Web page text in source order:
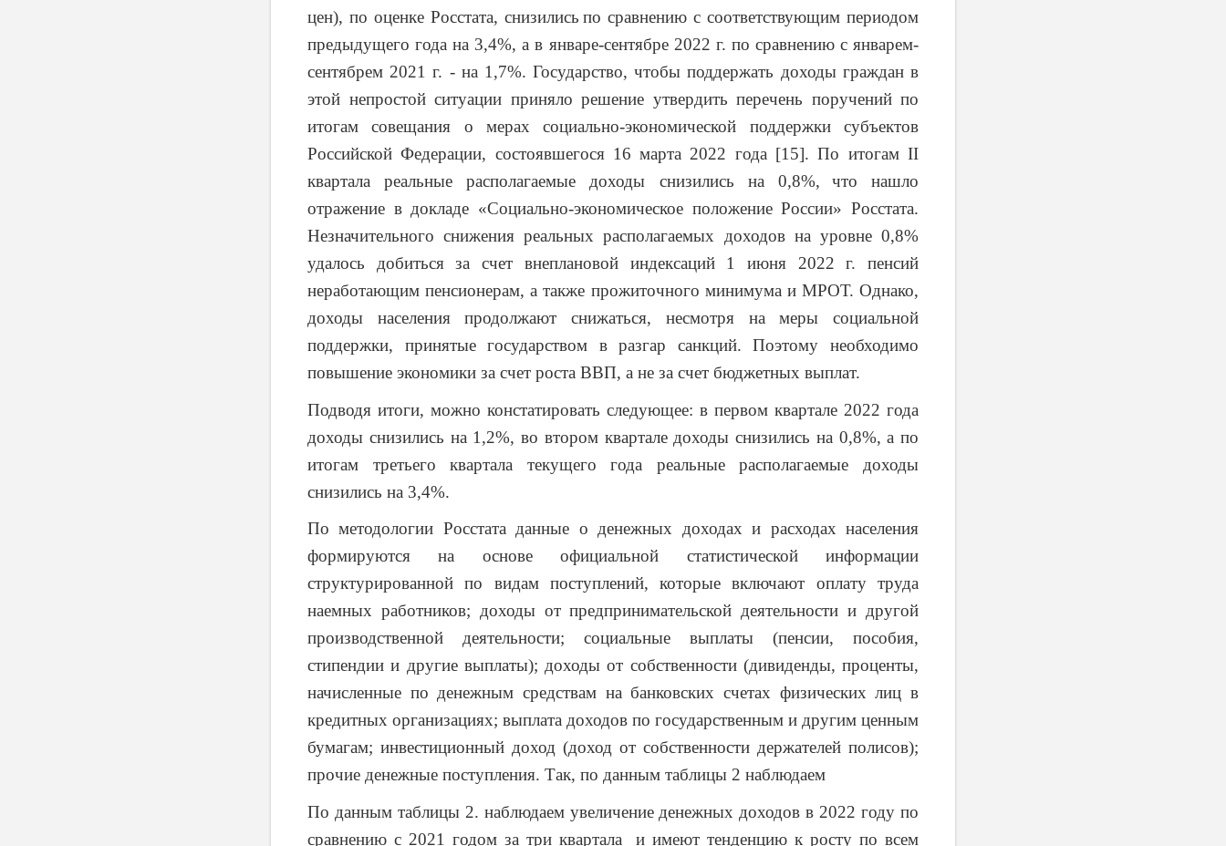
цен), по оценке Росстата, снизились по сравнению с соответствующим периодом
предыдущего года на 3,4%, а в январе-сентябре 2022 г. по сравнению с январем-
сентябрем 2021 г. - на 1,7%. Государство, чтобы поддержать доходы граждан в
этой непростой ситуации приняло решение утвердить перечень поручений по
итогам совещания о мерах социально-экономической поддержки субъектов
Российской Федерации, состоявшегося 16 марта 2022 года [15]. По итогам II
квартала реальные располагаемые доходы снизились на 0,8%,
что нашло
отражение в докладе «Социально-экономическое положение России» Росстата.
Незначительного снижения реальных располагаемых доходов на уровне 0,8%
удалось добиться за счет внеплановой индексаций 1 июня 2022 г. пенсий
неработающим пенсионерам, а также прожиточного минимума и МРОТ. Однако,
доходы населения продолжают снижаться, несмотря на меры социальной
поддержки, принятые государством в разгар санкций. Поэтому необходимо
повышение экономики за счет роста ВВП, а не за счет бюджетных выплат.
Подводя итоги, можно констатировать следующее: в первом квартале 2022 года
доходы снизились на 1,2%, во втором квартале доходы снизились на 0,8%, а по
итогам третьего квартала текущего года реальные располагаемые доходы
снизились на 3,4%.
По методологии Росстата данные о денежных доходах и расходах населения
формируются на основе официальной статистической информации
структурированной по видам поступлений, которые включают оплату труда
наемных работников; доходы от предпринимательской деятельности и другой
производственной деятельности; социальные выплаты (пенсии, пособия,
стипендии и другие выплаты); доходы от собственности (дивиденды, проценты,
начисленные по денежным средствам на банковских счетах физических лиц в
кредитных организациях; выплата доходов по государственным и другим ценным
бумагам; инвестиционный доход (доход от собственности держателей полисов);
прочие денежные поступления. Так, по данным таблицы 2 наблюдаем
По данным таблицы 2. наблюдаем увеличение денежных доходов в 2022 году по
сравнению с 2021 годом за три квартала и имеют тенденцию к росту по всем